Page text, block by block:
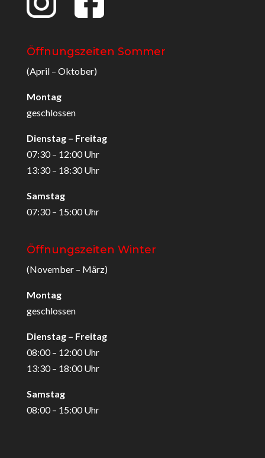
Öffnungszeiten Sommer
(April – Oktober)
Montag
geschlossen
Dienstag – Freitag
07:30 – 12:00 Uhr
13:30 – 18:30 Uhr
Samstag
07:30 – 15:00 Uhr
Öffnungszeiten Winter
(November – März)
Montag
geschlossen
Dienstag – Freitag
08:00 – 12:00 Uhr
13:30 – 18:00 Uhr
Samstag
08:00 – 15:00 Uhr